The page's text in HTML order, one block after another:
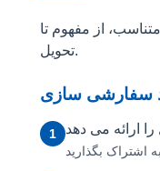
از مفهوم تا
تحویل.
1 ارائه می دهد
اشتراک بگذارید